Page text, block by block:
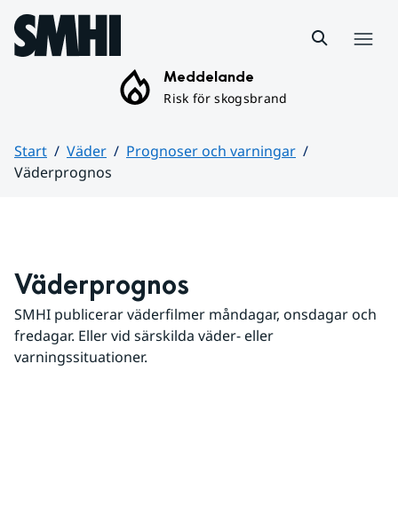
Hoppa till sidans innehåll
Meddelande
Risk för skogsbrand
Start Väder
Prognoser och varningar
Väderprognos
Väderprognos
SMHI publicerar väderfilmer måndagar, onsdagar och
fredagar. Eller vid särskilda väder- eller
varningssituationer.